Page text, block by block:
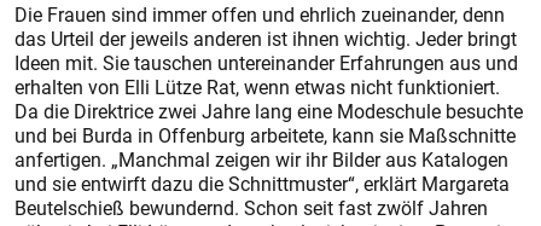
Die Frauen sind immer offen und ehrlich zueinander, denn
das Urteil der jeweils anderen ist ihnen wichtig. Jeder bringt
Ideen mit. Sie tauschen untereinander Erfahrungen aus und
erhalten von Elli Lütze Rat, wenn etwas nicht funktioniert.
Da die Direktrice zwei Jahre lang eine Modeschule besuchte
und bei Burda in Offenburg arbeitete, kann sie Maßschnitte
anfertigen. „Manchmal zeigen wir ihr Bilder aus Katalogen
und sie entwirft dazu die Schnittmuster“, erklärt Margareta
Beutelschieß bewundernd. Schon seit fast zwölf Jahren